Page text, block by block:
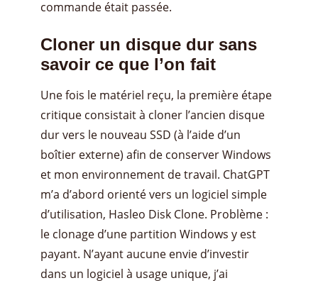
commande était passée.
Cloner un disque dur sans
savoir ce que l’on fait
Une fois le matériel reçu, la première étape
critique consistait à cloner l’ancien disque
dur vers le nouveau SSD (à l’aide d’un
boîtier externe) afin de conserver Windows
et mon environnement de travail. ChatGPT
m’a d’abord orienté vers un logiciel simple
d’utilisation, Hasleo Disk Clone. Problème :
le clonage d’une partition Windows y est
payant. N’ayant aucune envie d’investir
dans un logiciel à usage unique, j’ai